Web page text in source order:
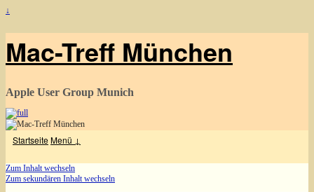
↓
Mac-Treff München
Apple User Group Munich
StartseiteMenü ↓
Zum Inhalt wechseln
Zum sekundären Inhalt wechseln